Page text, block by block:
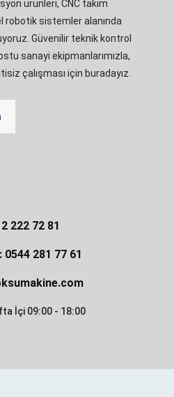
ürünleri, CNC takım
robotik sistemler alanında
Güvenilir teknik kontrol
sanayi ekipmanlarımızla,
çalışması için buradayız.
222 72 81
0544 281 77 61
İçi 09:00 - 18:00